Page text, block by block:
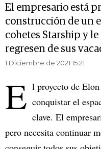
El empresario está
construcción de un
cohetes Starship y
regresen de sus
1 Diciembre de 2021 15.21
E l proyecto de
conquistar el
clave. El
pero necesita continuar